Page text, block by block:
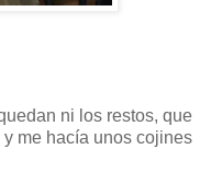
ni los restos, que
me hacía unos cojines